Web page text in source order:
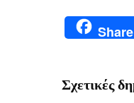
Share
Σχετικές